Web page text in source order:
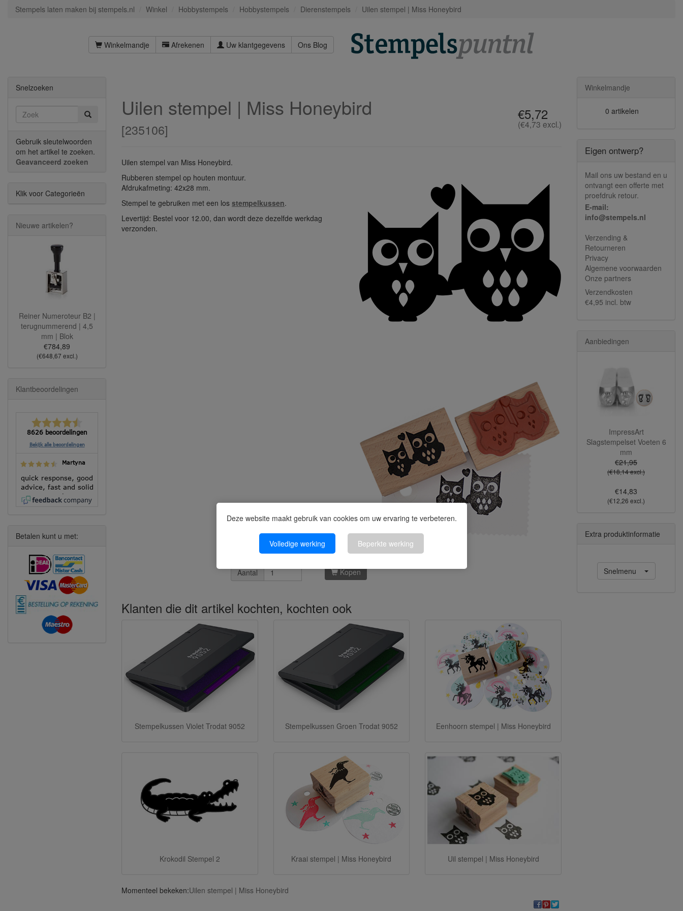
Deze website maakt gebruik van cookies om uw ervaring te verbeteren.
Volledige werking Beperkte werking
Stempels laten maken bij stempels.nl Winkel Hobbystempels Hobbystempels Dierenstempels Uilen stempel | Miss Honeybird
Winkelmandje Afrekenen Uw klantgegevens Ons Blog
€5,72
(€4,73 excl.)
Uilen stempel | Miss Honeybird
[235106]
Uilen stempel van Miss Honeybird.
Rubberen stempel op houten montuur.
Afdrukafmeting: 42x28 mm.
Stempel te gebruiken met een los stempelkussen.
Levertijd: Bestel voor 12.00, dan wordt deze dezelfde werkdag
verzonden.
Aantal Kopen
Klanten die dit artikel kochten, kochten ook
Stempelkussen Violet Trodat 9052 Stempelkussen Groen Trodat 9052 Eenhoorn stempel | Miss Honeybird
Krokodil Stempel 2 Kraai stempel | Miss Honeybird Uil stempel | Miss Honeybird
Momenteel bekeken:Uilen stempel | Miss Honeybird
Snelzoeken
Gebruik sleutelwoorden
om het artikel te zoeken.
Geavanceerd zoeken
Klik voor Categorieën
Nieuwe artikelen?
Reiner Numeroteur B2 |
terugnummerend | 4,5
mm | Blok
€784,89
(€648,67 excl.)
Klantbeoordelingen
8626 beoordelingen
Bekijk alle beoordelingen
Martyna
quick response, good
advice, fast and solid
execution!
Betalen kunt u met:
Winkelmandje
0 artikelen
Eigen ontwerp?
Mail ons uw bestand en u
ontvangt een offerte met
proefdruk retour.
E-mail:
info@stempels.nl
Verzending &
Retourneren
Privacy
Algemene voorwaarden
Onze partners
Verzendkosten
€4,95 incl. btw
Aanbiedingen
ImpressArt
Slagstempelset Voeten 6
mm
€21,95
(€18,14 excl.)
€14,83
(€12,26 excl.)
Extra produktinformatie
Snelmenu